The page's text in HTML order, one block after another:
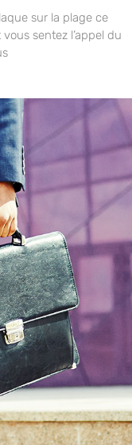
sur la plage ce
sentez l’appel du